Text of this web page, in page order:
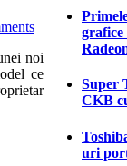
noi
ce
grafice
Super
CKB
uri